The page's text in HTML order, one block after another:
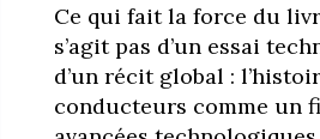
Ce qui fait la force du
s’agit pas d’un essai
d’un récit global :
conducteurs comme un